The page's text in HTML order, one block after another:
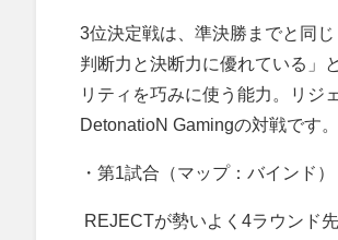
3位決定戦は、準決勝までと同じ
判断力と決断力に優れている」
リティを巧みに使う能力。リジ
DetonatioN Gamingの対戦です。
・第1試合（マップ：バインド）
REJECTが勢いよく 4ラウンド